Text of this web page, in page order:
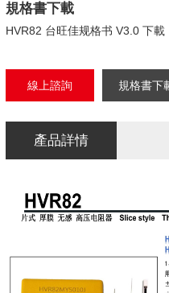
規格書下載
HVR82 台旺佳规格书 V3.0 下載
線上諮詢 規格書下
產品詳情